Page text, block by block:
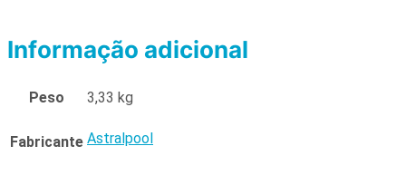
Informação adicional
Peso 3,33 kg
Fabricante Astralpool